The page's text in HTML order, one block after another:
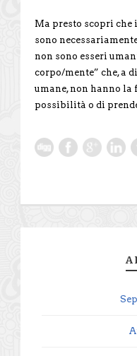
Ma presto scopri che
sono
non sono esseri
corpo/mente” che, a
umane, non hanno la
possibilità o di